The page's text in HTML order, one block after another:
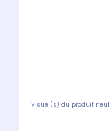
Visuel(s) du produit neuf